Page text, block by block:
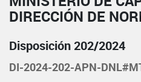
DIRECCIÓN DE
Disposición 202/2024
DI-2024-202-APN-